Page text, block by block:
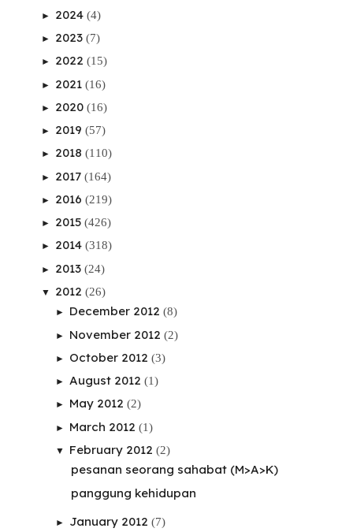
► 2024 (4)
► 2023 (7)
► 2022 (15)
► 2021 (16)
► 2020 (16)
► 2019 (57)
► 2018 (110)
► 2017 (164)
► 2016 (219)
► 2015 (426)
► 2014 (318)
► 2013 (24)
▼ 2012 (26)
► December 2012 (8)
► November 2012 (2)
► October 2012 (3)
► August 2012 (1)
► May 2012 (2)
► March 2012 (1)
▼ February 2012 (2)
pesanan seorang sahabat (M>A>K)
panggung kehidupan
► January 2012 (7)